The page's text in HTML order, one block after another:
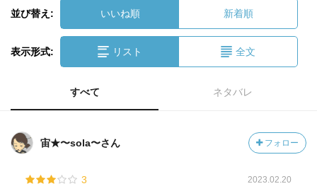
並び替え: いいね順 新着順
表示形式: リスト 全文
すべて ネタバレ
宙★〜sola〜さん フォロー
3 2023.02.20